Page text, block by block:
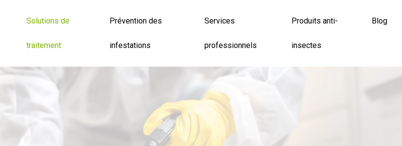
Solutions de
traitement
Prévention des
infestations
Services
professionnels
Produits anti-
insectes
Blog